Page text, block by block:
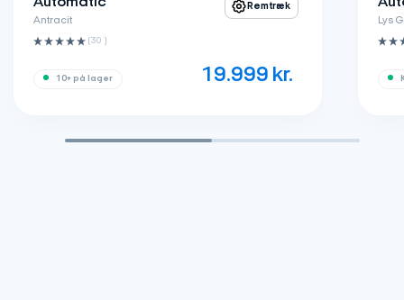
Automatic
Antracit
Remtræk
19.999 kr.
(30 ‌)
10+ på lager
Lys